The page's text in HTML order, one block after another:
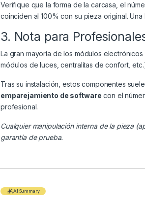
Verifique que la forma de la carcasa, el
coinciden al 100% con su pieza original.
3. Nota para
La gran mayoría de los módulos
módulos de luces, centralitas de confort,
Tras su instalación, estos componentes
emparejamiento de software con el
profesional.
Cualquier manipulación interna de la pieza
garantía de prueba.
AI Summary